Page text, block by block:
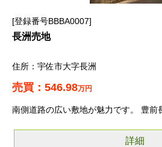
登録番号BBBA0007
長洲売地
宇佐市大字長洲
546.98万円
南側道路の広い敷地が魅力です。 豊前
詳細